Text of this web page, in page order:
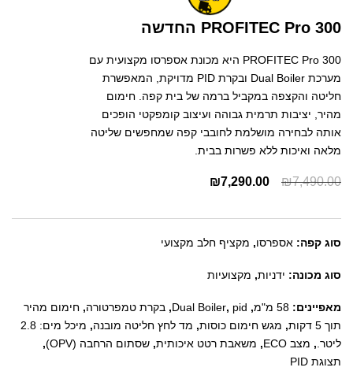
PROFITEC Pro 300 החדשה
PROFITEC Pro 300 היא מכונת אספרסו מקצועית עם
מערכת Dual Boiler ובקרת PID מדויקת, המאפשרת
חליטה והקצפה במקביל ברמה של בית קפה. חימום
מהיר, יציבות תרמית גבוהה ועיצוב קומפקטי הופכים
אותה לבחירה מושלמת לחובבי קפה שמחפשים שליטה
מלאה ואיכות ללא פשרות בבית.
₪7,490.00
₪7,290.00
סוג קפה: אספרסו, מקציף חלב מקצועי
סוג מכונה: ידניות, מקצועיות
מאפיינים: 58 מ"מ ,
Dual Boiler, pid
, בקרת טמפרטורה, חימום מהיר
תוך 5 דקות
, מגש חימום כוסות, מד לחץ חליטה מובנה,
מיכל מים: 2.8
ליטר. , מצב ECO , משאבת רטט איכותית, שסתום הרחבה (OPV)
,
תצוגת PID